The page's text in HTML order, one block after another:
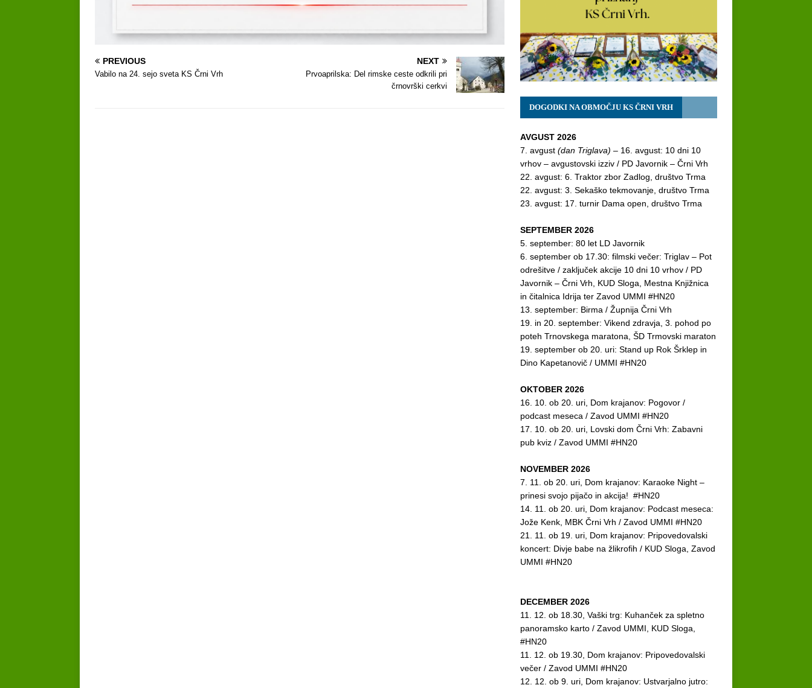
PREVIOUS
Vabilo na 24. sejo sveta KS Črni Vrh
NEXT
Prvoaprilska: Del rimske ceste odkrili pri
črnovrški cerkvi
DOGODKI NA OBMOČJU KS ČRNI VRH
AVGUST 2026
7. avgust (dan Triglava) – 16. avgust: 10 dni 10
vrhov – avgustovski izziv / PD Javornik – Črni Vrh
22. avgust: 6. Traktor zbor Zadlog, društvo Trma
22. avgust: 3. Sekaško tekmovanje, društvo Trma
23. avgust: 17. turnir Dama open, društvo Trma
SEPTEMBER 2026
5. september: 80 let LD Javornik
6. september ob 17.30: filmski večer: Triglav – Pot
odrešitve/ zaključek akcije 10 dni 10 vrhov / PD
Javornik – Črni Vrh, KUD Sloga, Mestna Knjižnica
in čitalnica Idrija ter Zavod UMMI #HN20
13. september: Birma / Župnija Črni Vrh
19. in 20. september: Vikend zdravja, 3. pohod po
poteh Trnovskega maratona, ŠD Trmovski maraton
19. september ob 20. uri: Stand up Rok Šrklep in
Dino Kapetanovič / UMMI #HN20
OKTOBER 2026
16. 10. ob 20. uri, Dom krajanov: Pogovor /
podcast meseca / Zavod UMMI #HN20
17. 10. ob 20. uri, Lovski dom Črni Vrh: Zabavni
pub kviz / Zavod UMMI #HN20
NOVEMBER 2026
7. 11. ob 20. uri, Dom krajanov: Karaoke Night –
prinesi svojo pijačo in akcija! #HN20
14. 11. ob 20. uri, Dom krajanov: Podcast meseca:
Jože Kenk, MBK Črni Vrh / Zavod UMMI #HN20
21. 11. ob 19. uri, Dom krajanov: Pripovedovalski
koncert: Divje babe na žlikrofih / KUD Sloga, Zavod
UMMI #HN20
DECEMBER 2026
11. 12. ob 18.30, Vaški trg: Kuhanček za spletno
panoramsko karto / Zavod UMMI, KUD Sloga,
#HN20
11. 12. ob 19.30, Dom krajanov: Pripovedovalski
večer / Zavod UMMI #HN20
12. 12. ob 9. uri, Dom krajanov: Ustvarjalno jutro: